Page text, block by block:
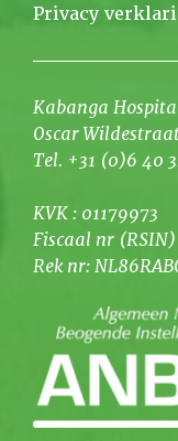
Privacy
Kabanga
Oscar
Tel. +31 (0)6 40
KVK : 01179973
Fiscaal nr
Rek nr: